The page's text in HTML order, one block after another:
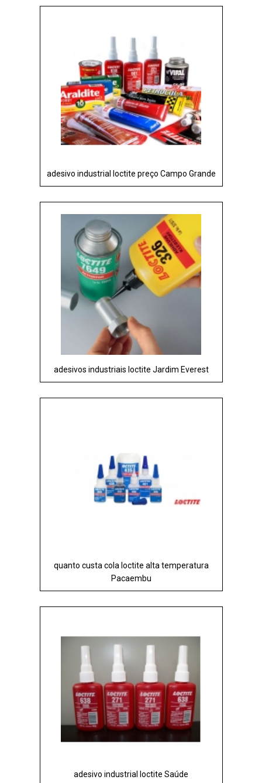
adesivo industrial loctite preço Campo Grande
adesivos industriais loctite Jardim Everest
quanto custa cola loctite alta temperatura
Pacaembu
adesivo industrial loctite Saúde